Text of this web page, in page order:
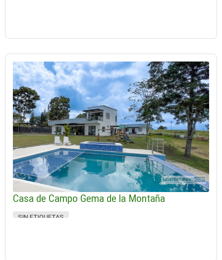
Casa de Campo Gema de la Montaña
SIN ETIQUETAS